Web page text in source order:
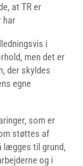
at TR er
har
i
men det er
der skyldes
egne
som er
støttes af
lægges til grund,
og i